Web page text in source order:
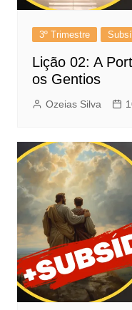
3º Trimestre
Lição 02: A
os Gentios
Ozeias Silva